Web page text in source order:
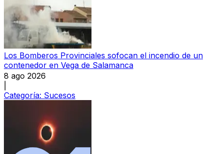
Los Bomberos Provinciales sofocan el incendio de un
contenedor en Vega de Salamanca
8 ago 2026
Categoría: Sucesos